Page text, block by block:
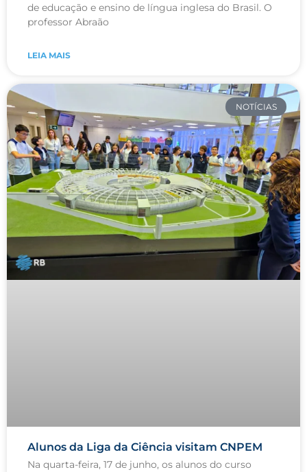
de educação e ensino de língua inglesa do Brasil. O
professor Abraão
LEIA MAIS
NOTÍCIAS
Alunos da Liga da Ciência visitam CNPEM
Na quarta-feira, 17 de junho, os alunos do curso